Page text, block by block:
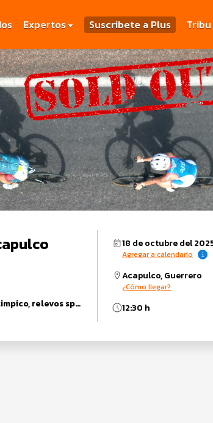
Expertos Suscribete a Plus Tribu
junior, relevos olimpico, relevos sprint, sprint, Womanup, olimpico, super sprint, elite, Duatlón Sprint
18 de octubre del
Agregar a calendario
Acapulco, Guerrero
¿Cómo llegar?
12:30 h